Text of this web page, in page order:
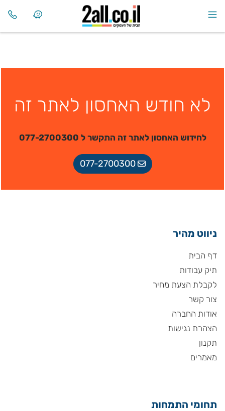
לא חודש האחסון לאתר זה
לחידוש האחסון לאתר זה התקשר ל 077-2700300
077-2700300
ניווט מהיר
דף הבית
תיק עבודות
לקבלת הצעת מחיר
צור קשר
אודות החברה
הצהרת נגישות
תקנון
מאמרים
תחומי התמחות